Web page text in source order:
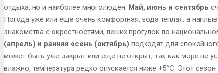
отдыха, но и наиболее многолюден. Май, июнь и сентябрь
Погода уже или еще очень комфортная, вода теплая, а
знакомства с окрестностями, пеших прогулок по
(апрель) и ранняя осень (октябрь) подходят для
может быть уже закрыт или еще не открыт, так как море не
влажно, температура редко опускается ниже +5°C. Этот